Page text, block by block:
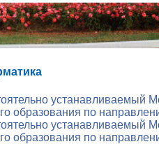
образования по
образования по